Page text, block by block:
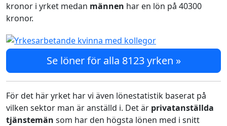
kronor i yrket medan männen har en lön på 40300
kronor.
Se löner för alla 8123 yrken »
För det här yrket har vi även lönestatistik baserat på
vilken sektor man är anställd i. Det är privatanställda
tjänstemän som har den högsta lönen med i snitt